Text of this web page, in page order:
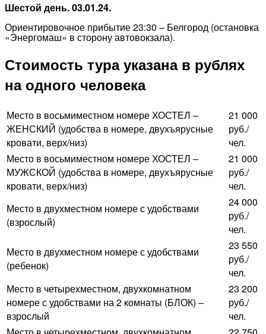
Шестой день. 03.01.24.
Ориентировочное прибытие 23:30 – Белгород (остановка
«Энергомаш» в сторону автовокзала).
Стоимость тура указана в рублях
на одного человека
Место в восьмиместном номере ХОСТЕЛ –
ЖЕНСКИЙ (удобства в номере, двухъярусные
кровати, верх/низ)
21 000
руб./
чел.
Место в восьмиместном номере ХОСТЕЛ –
МУЖСКОЙ (удобства в номере, двухъярусные
кровати, верх/низ)
21 000
руб./
чел.
Место в двухместном номере с удобствами
(взрослый)
24 000
руб./
чел.
Место в двухместном номере с удобствами
(ребенок)
23 550
руб./
чел.
Место в четырехместном, двухкомнатном
номере с удобствами на 2 комнаты (БЛОК) –
взрослый
23 200
руб./
чел.